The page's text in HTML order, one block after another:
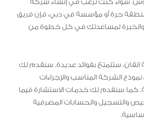
سواء كنت ترغب في إنشاء شركة
حرة أو مؤسسة في دبي، فإن فريق
والخبرة لمساعدتك في كل خطوة من
ستتمتع بفوائد عديدة. سنقدم لك
الشركة المناسب والإجراءات
كما سنقدم لك خدمات الاستشارة فيما
والتسجيل والحسابات المصرفية